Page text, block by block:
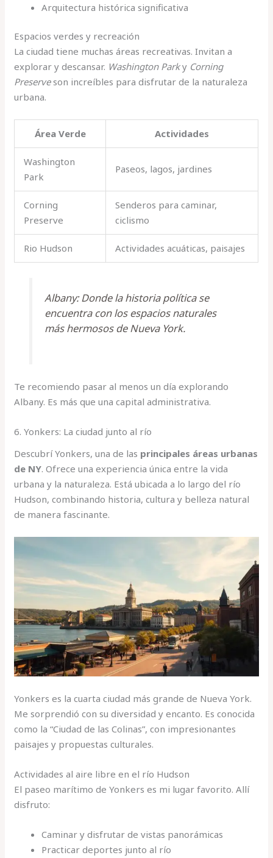
Arquitectura histórica significativa
Espacios verdes y recreación
La ciudad tiene muchas áreas recreativas. Invitan a
explorar y descansar. Washington Parky Corning
Preserveson increíbles para disfrutar de la naturaleza
urbana.
Área Verde Actividades
Washington
Park
Paseos, lagos, jardines
Corning
Preserve
Senderos para caminar,
ciclismo
Rio Hudson Actividades acuáticas, paisajes
Albany: Donde la historia política se
encuentra con los espacios naturales
más hermosos de Nueva York.
Te recomiendo pasar al menos un día explorando
Albany. Es más que una capital administrativa.
6. Yonkers: La ciudad junto al río
Descubrí Yonkers, una de las principales áreas urbanas
de NY. Ofrece una experiencia única entre la vida
urbana y la naturaleza. Está ubicada a lo largo del río
Hudson, combinando historia, cultura y belleza natural
de manera fascinante.
Yonkers es la cuarta ciudad más grande de Nueva York.
Me sorprendió con su diversidad y encanto. Es conocida
como la “Ciudad de las Colinas”, con impresionantes
paisajes y propuestas culturales.
Actividades al aire libre en el río Hudson
El paseo marítimo de Yonkers es mi lugar favorito. Allí
disfruto:
Caminar y disfrutar de vistas panorámicas
Practicar deportes junto al río